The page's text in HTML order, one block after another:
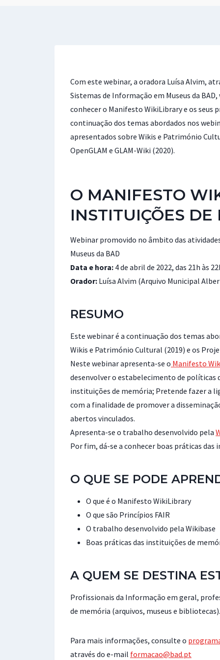
Com este webinar, a oradora Luísa Alvim,
Sistemas de Informação em Museus da
conhecer o Manifesto WikiLibrary e os seus
continuação dos temas abordados nos
apresentados sobre Wikis e Património
OpenGLAM e GLAM-Wiki (2020).
O MANIFESTO
INSTITUIÇÕES
Webinar promovido no âmbito das
Museus da BAD
Data e hora: 4 de abril de 2022, das 21h às
Orador: Luísa Alvim (Arquivo Municipal
RESUMO
Este webinar é a continuação dos temas
Wikis e Património Cultural (2019) e os
Neste webinar apresenta-se o Manifesto
desenvolver o estabelecimento de
instituições de memória; Pretende fazer a
com a finalidade de promover a
abertos vinculados.
Apresenta-se o trabalho desenvolvido pela
Por fim, dá-se a conhecer boas práticas
O QUE SE PODE
O que é o Manifesto WikiLibrary
O que são Princípios FAIR
O trabalho desenvolvido pela Wikibase
Boas práticas das instituições de
A QUEM SE DESTINA
Profissionais da Informação em geral,
de memória (arquivos, museus e bibliotecas).
Para mais informações, consulte o
através do e-mail formacao@bad.pt